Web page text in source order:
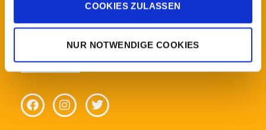
COOKIES ZULASSEN
NUR NOTWENDIGE COOKIES
Folgen Sie uns und
verpassen Sie keine News!